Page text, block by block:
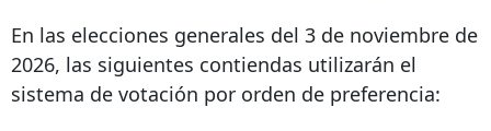
En las elecciones generales del 3 de noviembre de
2026, las siguientes contiendas utilizarán el
sistema de votación por orden de preferencia: